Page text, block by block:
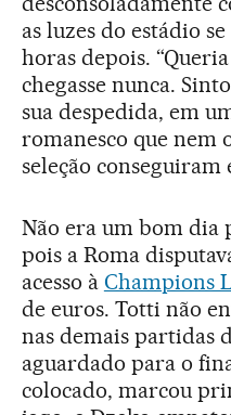
as luzes do estádio
horas depois.
chegasse nunca.
sua despedida, em
romanesco que nem
seleção conseguiram
Não era um bom dia
pois a Roma
acesso à Champions
de euros. Totti não
nas demais partidas
aguardado para o
colocado, marcou